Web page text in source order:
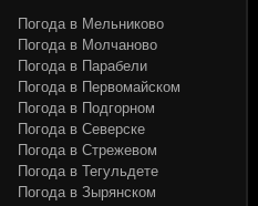
Погода в Мельниково
Погода в Молчаново
Погода в Парабели
Погода в Первомайском
Погода в Подгорном
Погода в Северске
Погода в Стрежевом
Погода в Тегульдете
Погода в Зырянском